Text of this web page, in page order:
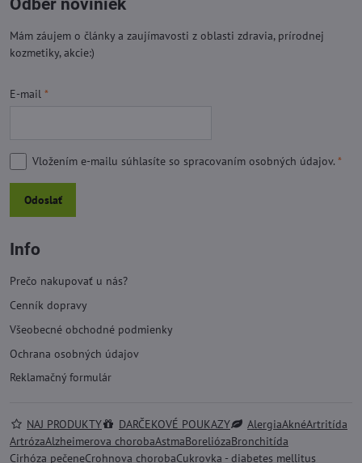
Odber noviniek
Mám záujem o články a zaujímavosti z oblasti zdravia, prírodnej
kozmetiky, akcie:)
E-mail *
Vložením e-mailu súhlasíte so spracovaním osobných údajov. *
Odoslať
Info
Prečo nakupovať u nás?
Cenník dopravy
Všeobecné obchodné podmienky
Ochrana osobných údajov
Reklamačný formulár
NAJ PRODUKTY DARČEKOVÉ POUKAZY AlergiaAknéArtritída
ArtrózaAlzheimerova chorobaAstmaBoreliózaBronchitída
Cirhóza pečeneCrohnova chorobaCukrovka - diabetes mellitus